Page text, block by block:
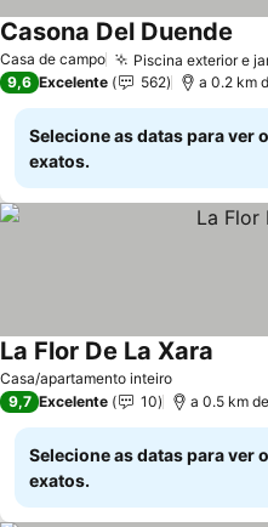
Casa de campo Piscina exterior e
Casona Del Duende
9,6 Excelente 562 a 0.2 km
Selecione as datas para ver
exatos.
Casa/apartamento inteiro
La Flor De La Xara
9,7 Excelente 10 a 0.5 km
Selecione as datas para ver
exatos.